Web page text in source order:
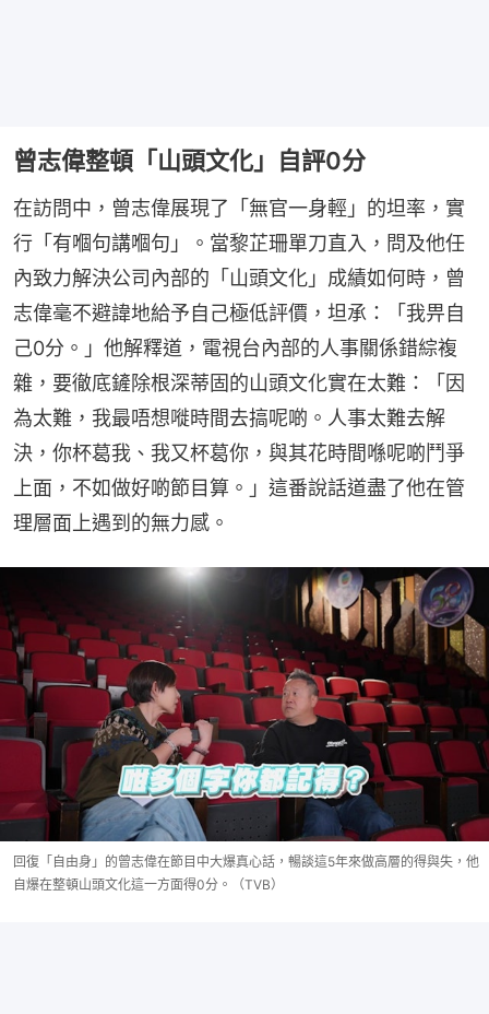
曾志偉整頓「山頭文化」自評0分
在訪問中，曾志偉展現了「無官一身輕」的坦率，實
行「有嗰句講嗰句」。當黎芷珊單刀直入，問及他任
內致力解決公司內部的「山頭文化」成績如何時，曾
志偉毫不避諱地給予自己極低評價，坦承：「我畀自
己0分。」他解釋道，電視台內部的人事關係錯綜複
雜，要徹底鏟除根深蒂固的山頭文化實在太難：「因
為太難，我最唔想嘥時間去搞呢啲。人事太難去解
決，你杯葛我、我又杯葛你，與其花時間喺呢啲鬥爭
上面，不如做好啲節目算。」這番說話道盡了他在管
理層面上遇到的無力感。
回復「自由身」的曾志偉在節目中大爆真心話，暢談這5年來做高層的得與失，他
自爆在整頓山頭文化這一方面得0分。（TVB）